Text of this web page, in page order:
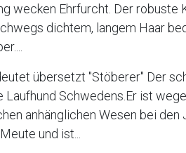
wecken Ehrfurcht. Der robuste
dichtem, langem Haar
übersetzt "Stöberer" Der
Schwedens.Er ist
anhänglichen Wesen bei den
und ist...